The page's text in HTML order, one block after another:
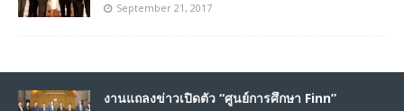
September 21, 2017
งานแถลงข่าวเปิดตัว “ศูนย์การศึกษา Finn”